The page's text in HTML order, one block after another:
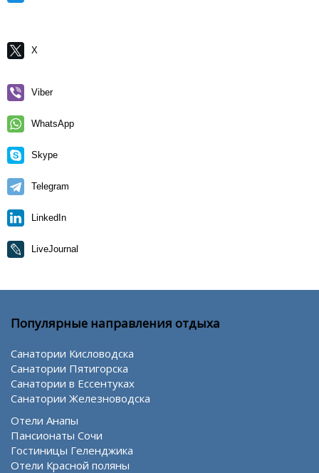
X
Viber
WhatsApp
Skype
Telegram
LinkedIn
LiveJournal
Популярные направления отдыха
Санатории Кисловодска
Санатории Пятигорска
Санатории в Ессентуках
Санатории Железноводска
Отели Анапы
Пансионаты Сочи
Гостиницы Геленджика
Отели Красной поляны